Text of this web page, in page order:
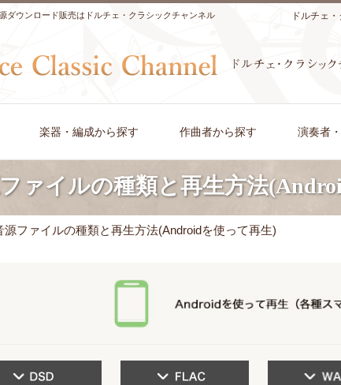
ダウンロード販売はドルチェ・クラシックチャンネル ドルチェ
楽器・編成から探す 作曲者から探す 演奏者
ァイルの種類と再生方法
源ファイルの種類と再生方法(Androidを使って再生)